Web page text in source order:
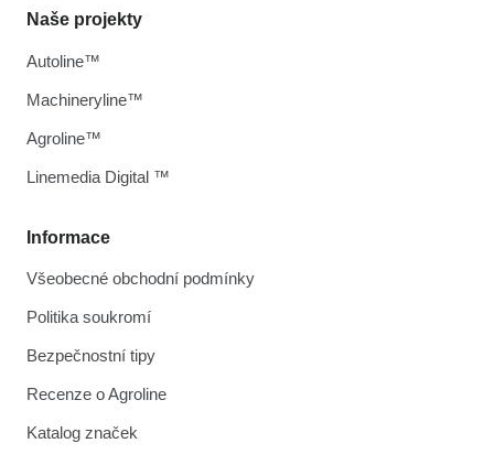
Informace
Všeobecné obchodní podmínky
Politika soukromí
Bezpečnostní tipy
Recenze o Agroline
Katalog značek
Naše projekty
Autoline™
Machineryline™
Agroline™
Linemedia Digital ™